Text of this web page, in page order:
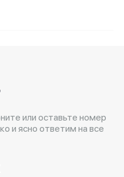
или оставьте номер
и ясно ответим на все